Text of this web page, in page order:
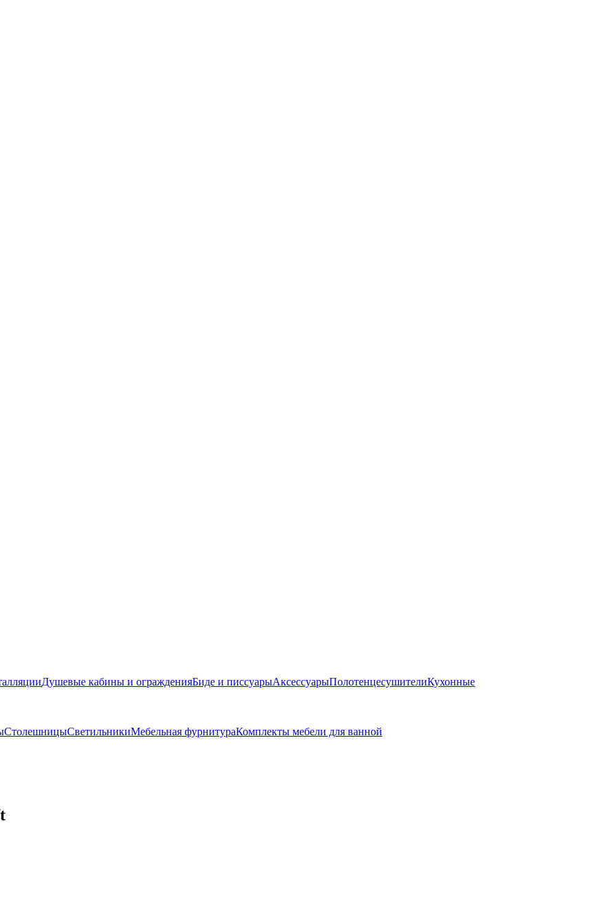
Душевые кабины и огражденияБиде и писсуарыАксессуарыПолотенцесушителиКухонные
СтолешницыСветильникиМебельная фурнитураКомплекты мебели для ванной